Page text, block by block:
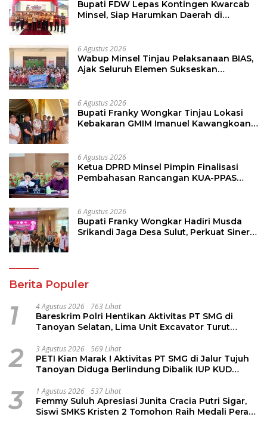
Bupati FDW Lepas Kontingen Kwarcab
Minsel, Siap Harumkan Daerah di
6 Agustus 2026
Wabup Minsel Tinjau Pelaksanaan BIAS,
Ajak Seluruh Elemen Sukseskan
6 Agustus 2026
Bupati Franky Wongkar Tinjau Lokasi
Kebakaran GMIM Imanuel Kawangkoan
6 Agustus 2026
Ketua DPRD Minsel Pimpin Finalisasi
Pembahasan Rancangan KUA-PPAS
6 Agustus 2026
Bupati Franky Wongkar Hadiri Musda
Srikandi Jaga Desa Sulut, Perkuat Sinergi
Berita Populer
1 4 Agustus 2026 763 Lihat
Bareskrim Polri Hentikan Aktivitas PT SMG di
Tanoyan Selatan, Lima Unit Excavator Turut
2 3 Agustus 2026 569 Lihat
PETI Kian Marak ! Aktivitas PT SMG di Jalur Tujuh
Tanoyan Diduga Berlindung Dibalik IUP KUD
3 1 Agustus 2026 537 Lihat
Femmy Suluh Apresiasi Junita Cracia Putri Sigar,
Siswi SMKS Kristen 2 Tomohon Raih Medali Perak